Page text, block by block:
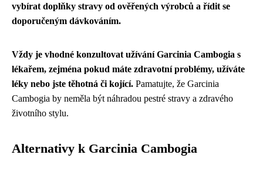
vybírat doplňky stravy od ověřených výrobců a řídit se
doporučeným dávkováním.
Vždy je vhodné konzultovat užívání Garcinia Cambogia s
lékařem, zejména pokud máte zdravotní problémy, užíváte
léky nebo jste těhotná či kojící. Pamatujte, že Garcinia
Cambogia by neměla být náhradou pestré stravy a zdravého
životního stylu.
Alternativy k Garcinia Cambogia